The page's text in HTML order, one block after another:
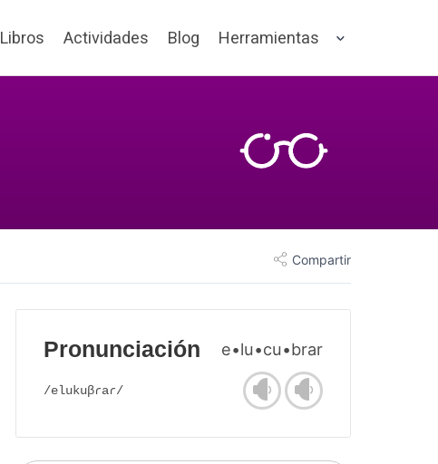
Libros Actividades Blog Herramientas
Compartir
Pronunciación e•lu•cu•brar
/elukuβɾaɾ/